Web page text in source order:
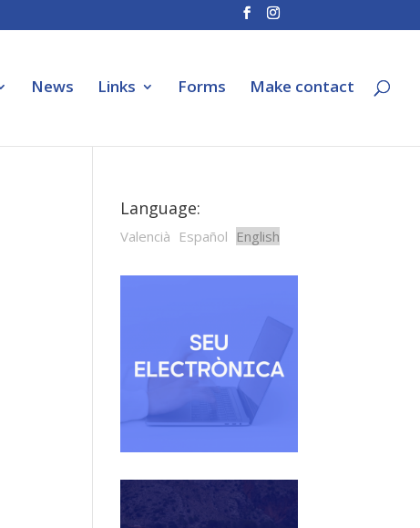
News Links Forms Make contact
Language:
Valencià Español English